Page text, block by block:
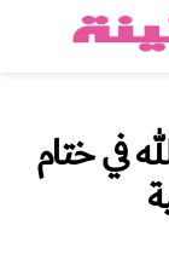
في ختام